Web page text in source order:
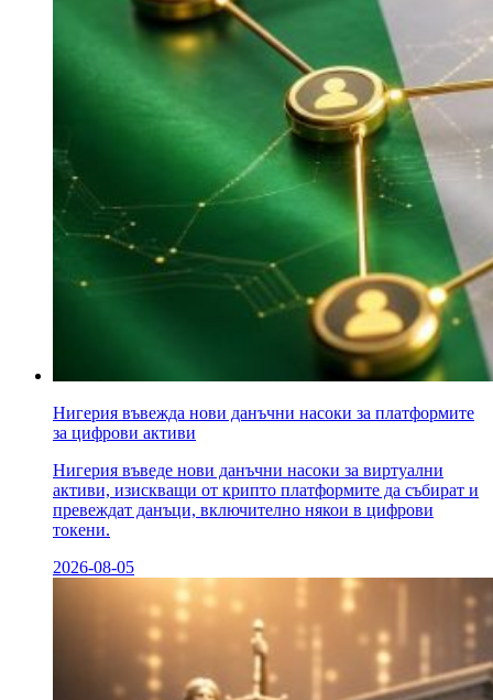
Нигерия въвежда нови данъчни насоки за платформите
за цифрови активи
Нигерия въведе нови данъчни насоки за виртуални
активи, изискващи от крипто платформите да събират и
превеждат данъци, включително някои в цифрови
токени.
2026-08-05